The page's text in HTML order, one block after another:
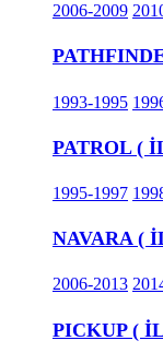
2006-2009
1993-1995
PATROL (
1995-1997
NAVARA (
2006-2013
PICKUP (